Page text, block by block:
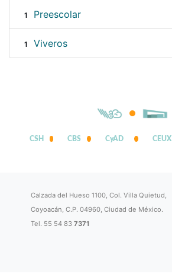
1 Preescolar
1 Viveros
CSH CBS CyAD CEUX
Calzada del Hueso 1100, Col. Villa Quietud,
Coyoacán, C.P. 04960, Ciudad de México.
Tel. 55 54 837371